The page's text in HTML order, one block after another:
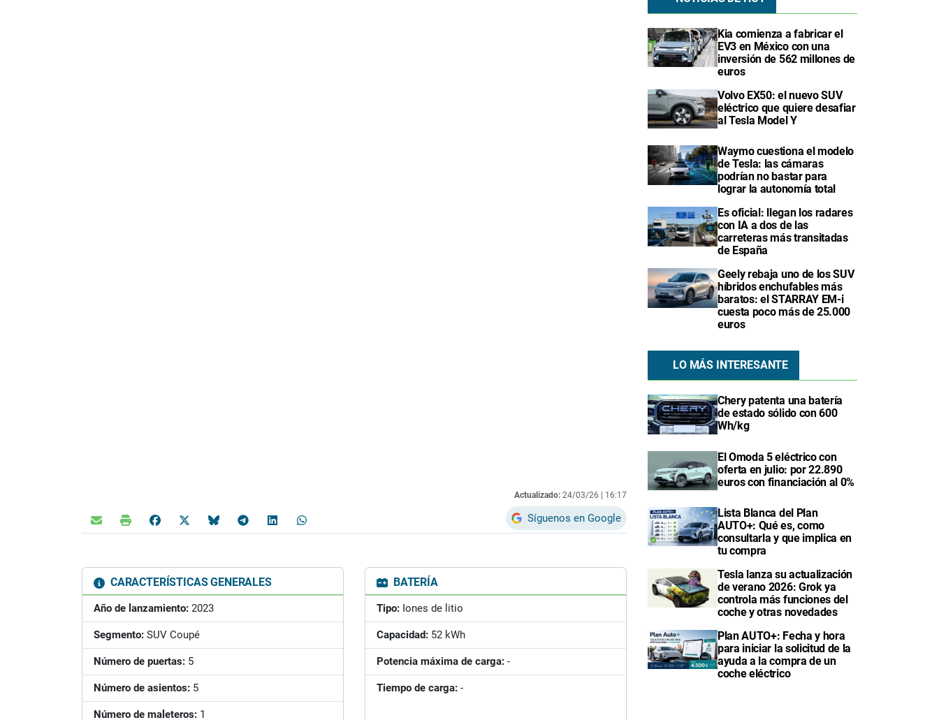
Actualizado: 24/03/26 | 16:17
Síguenos en Google
CARACTERÍSTICAS GENERALES
Año de lanzamiento: 2023
Segmento: SUV Coupé
Número de puertas: 5
Número de asientos: 5
Número de maleteros: 1
BATERÍA
Tipo: Iones de litio
Capacidad: 52 kWh
Potencia máxima de carga: -
Tiempo de carga: -
Kia comienza a fabricar el
EV3 en México con una
inversión de 562 millones de
euros
Volvo EX50: el nuevo SUV
eléctrico que quiere desafiar
al Tesla Model Y
Waymo cuestiona el modelo
de Tesla: las cámaras
podrían no bastar para
lograr la autonomía total
Es oficial: llegan los radares
con IA a dos de las
carreteras más transitadas
de España
Geely rebaja uno de los SUV
híbridos enchufables más
baratos: el STARRAY EM-i
cuesta poco más de 25.000
euros
LO MÁS INTERESANTE
Chery patenta una batería
de estado sólido con 600
Wh/kg
El Omoda 5 eléctrico con
oferta en julio: por 22.890
euros con financiación al 0%
Lista Blanca del Plan
AUTO+: Qué es, como
consultarla y que implica en
tu compra
Tesla lanza su actualización
de verano 2026: Grok ya
controla más funciones del
coche y otras novedades
Plan AUTO+: Fecha y hora
para iniciar la solicitud de la
ayuda a la compra de un
coche eléctrico